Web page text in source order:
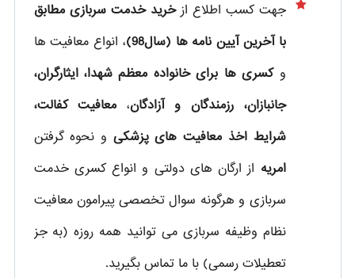
جهت کسب اطلاع از خرید خدمت سربازی مطابق
با آخرین آیین نامه ها (سال98)
، انواع معافیت ها
و کسری ها برای خانواده معظم شهدا، ایثارگران،
جانبازان، رزمندگان و آزادگان، معافیت کفالت،
شرایط اخذ معافیت های پزشکی و نحوه گرفتن
امریه از ارگان های دولتی و انواع کسری خدمت
سربازی و هرگونه سوال تخصصی پیرامون معافیت
نظام وظیفه سربازی می توانید همه روزه (به جز
تعطیلات رسمی) با ما تماس بگیرید.